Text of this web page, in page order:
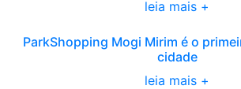
leia mais +
ParkShopping Mogi Mirim é o
cidade
leia mais +